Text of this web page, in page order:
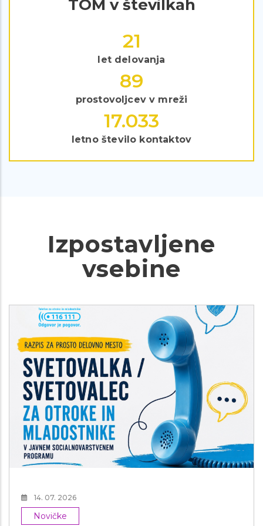
TOM v številkah
30
let delovanja
121
prostovoljcev v mreži
23.264
letno število kontaktov
Izpostavljene
vsebine
14. 07. 2026
Novičke